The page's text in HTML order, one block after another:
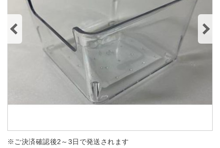
※ご決済確認後2～3日で発送されます